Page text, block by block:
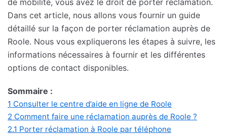
Dans cet article, nous allons vous fournir un guide
détaillé sur la façon de porter réclamation auprès de
Roole. Nous vous expliquerons les étapes à suivre, les
informations nécessaires à fournir et les différentes
options de contact disponibles.
Sommaire :
1 Consulter le centre d’aide en ligne de Roole
2 Comment faire une réclamation auprès de Roole ?
2.1 Porter réclamation à Roole par téléphone